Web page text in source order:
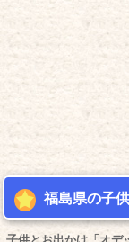
福島県の子